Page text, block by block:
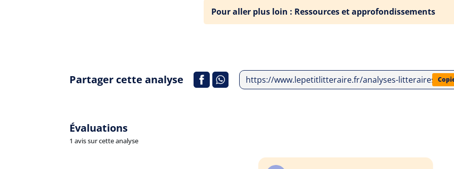
Pour aller plus loin : Ressources et approfondissements
Partager cette analyse https://www.lepetitlitteraire.fr/analyses-litteraires/
Évaluations
1 avis sur cette analyse